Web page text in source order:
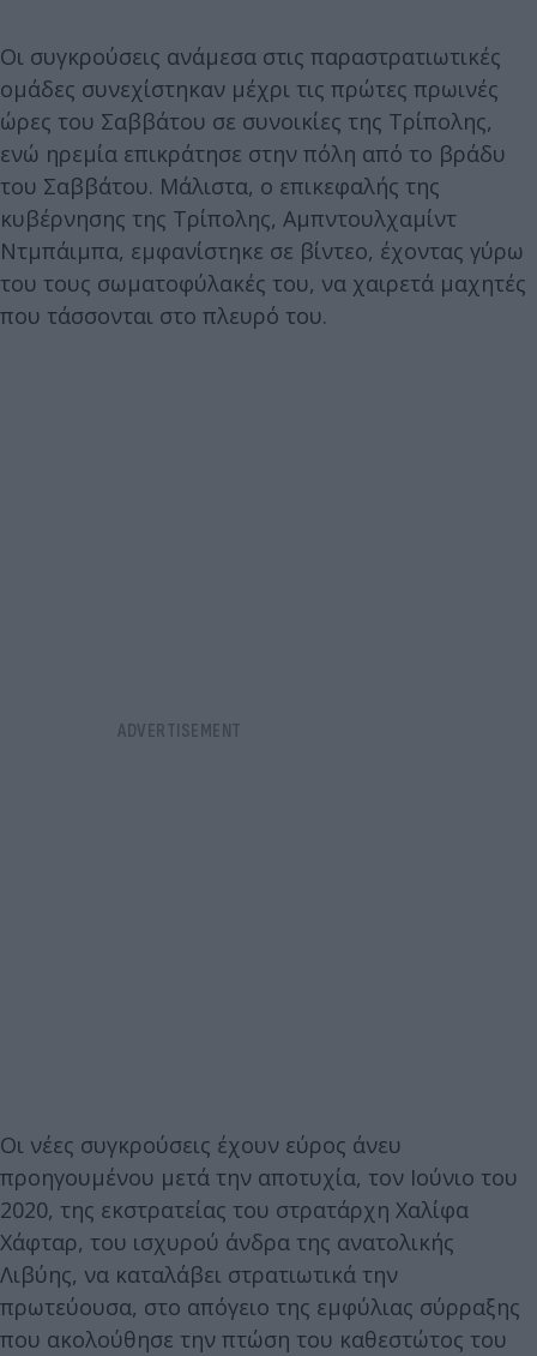
Οι συγκρούσεις ανάμεσα στις παραστρατιωτικές
ομάδες συνεχίστηκαν μέχρι τις πρώτες πρωινές
ώρες του Σαββάτου σε συνοικίες της Τρίπολης,
ενώ ηρεμία επικράτησε στην πόλη από το βράδυ
του Σαββάτου. Μάλιστα, ο επικεφαλής της
κυβέρνησης της Τρίπολης, Αμπντουλχαμίντ
Ντμπάιμπα, εμφανίστηκε σε βίντεο, έχοντας γύρω
του τους σωματοφύλακές του, να χαιρετά μαχητές
που τάσσονται στο πλευρό του.
Οι νέες συγκρούσεις έχουν εύρος άνευ
προηγουμένου μετά την αποτυχία, τον Ιούνιο του
2020, της εκστρατείας του στρατάρχη Χαλίφα
Χάφταρ, του ισχυρού άνδρα της ανατολικής
Λιβύης, να καταλάβει στρατιωτικά την
πρωτεύουσα, στο απόγειο της εμφύλιας σύρραξης
που ακολούθησε την πτώση του καθεστώτος του